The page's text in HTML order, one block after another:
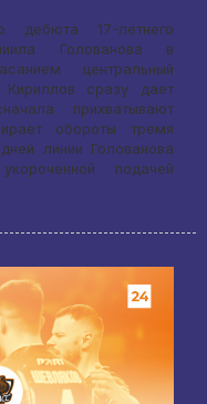
дебюта 17-летнего
Голованова в
центральный
сразу дает
прихватывают
обороты тремя
линии Голованова
подачей